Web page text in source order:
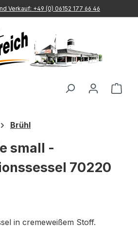
Verkauf: +49 (0) 06152 177 66 46
Brühl
small -
70220